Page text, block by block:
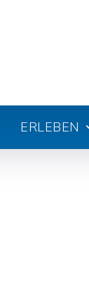
ERLEBEN